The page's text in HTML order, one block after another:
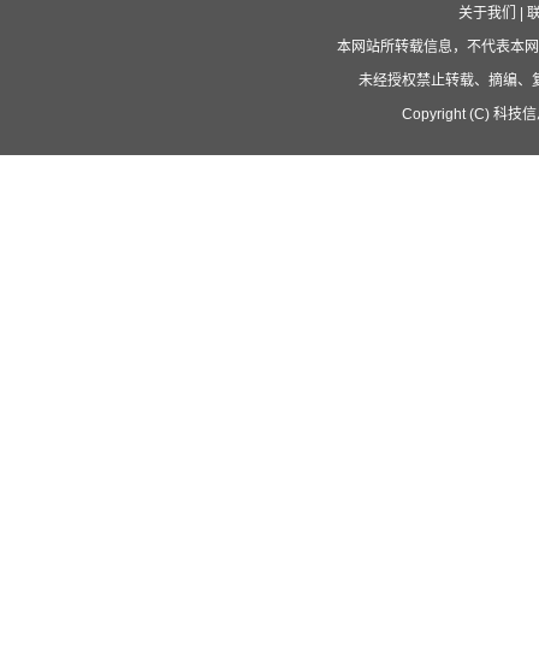
关于我们
本网站所转载信息，不代表本
未经授权禁止转载、摘编、
Copyright (C) 科技